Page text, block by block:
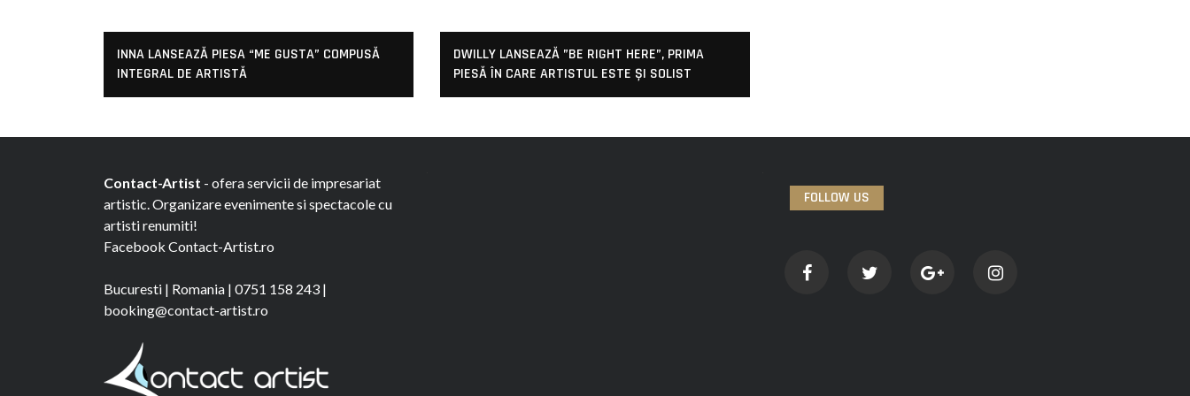
INNA LANSEAZĂ PIESA “ME GUSTA” COMPUSĂ
INTEGRAL DE ARTISTĂ
DWILLY LANSEAZĂ ”BE RIGHT HERE”, PRIMA
PIESĂ ÎN CARE ARTISTUL ESTE ȘI SOLIST
Contact-Artist - ofera servicii de impresariat
artistic. Organizare evenimente si spectacole cu
artisti renumiti!
Facebook Contact-Artist.ro
Bucuresti | Romania | 0751 158 243 |
booking@contact-artist.ro
FOLLOW US